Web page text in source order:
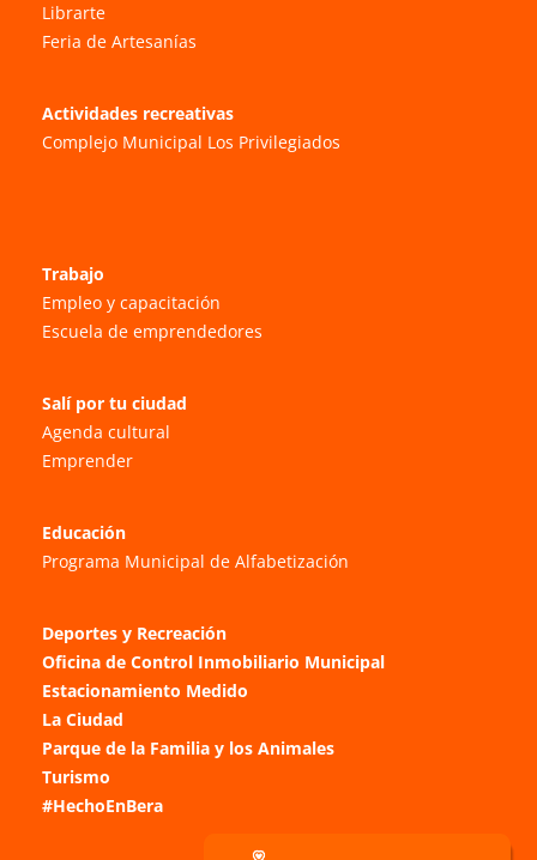
Librarte
Feria de Artesanías
Actividades recreativas
Complejo Municipal Los Privilegiados
Trabajo
Empleo y capacitación
Escuela de emprendedores
Salí por tu ciudad
Agenda cultural
Emprender
Educación
Programa Municipal de Alfabetización
Deportes y Recreación
Oficina de Control Inmobiliario Municipal
Estacionamiento Medido
La Ciudad
Parque de la Familia y los Animales
Turismo
#HechoEnBera